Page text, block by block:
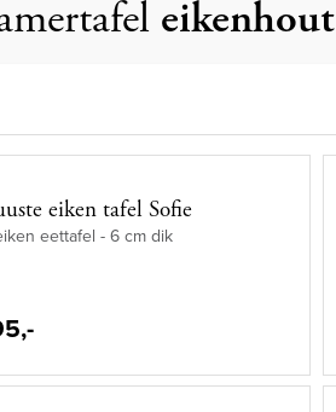
eikenhout
eiken tafel Sofie
eettafel - 6 cm dik